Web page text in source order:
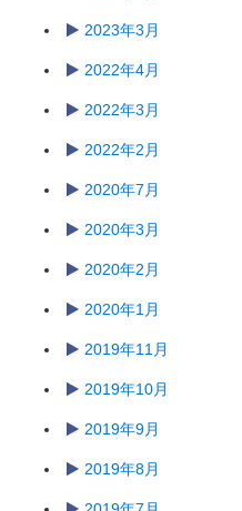
2023年3月
2022年4月
2022年3月
2022年2月
2020年7月
2020年3月
2020年2月
2020年1月
2019年11月
2019年10月
2019年9月
2019年8月